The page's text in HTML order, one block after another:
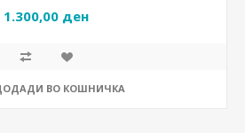
1.300,00 ден
ВО КОШНИЧКА